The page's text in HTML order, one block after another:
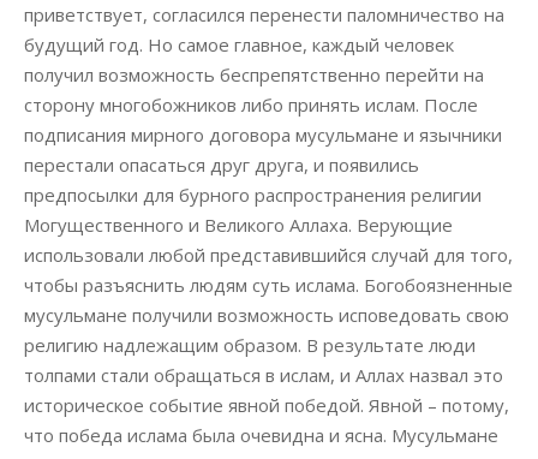
приветствует, согласился перенести паломничество на
будущий год. Но самое главное, каждый человек
получил возможность беспрепятственно перейти на
сторону многобожников либо принять ислам. После
подписания мирного договора мусульмане и язычники
перестали опасаться друг друга, и появились
предпосылки для бурного распространения религии
Могущественного и Великого Аллаха. Верующие
использовали любой представившийся случай для того,
чтобы разъяснить людям суть ислама. Богобоязненные
мусульмане получили возможность исповедовать свою
религию надлежащим образом. В результате люди
толпами стали обращаться в ислам, и Аллах назвал это
историческое событие явной победой. Явной – потому,
что победа ислама была очевидна и ясна. Мусульмане